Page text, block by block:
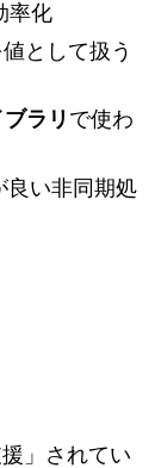
率化
として扱う
ラリ で使わ
良い非同期処
」されてい